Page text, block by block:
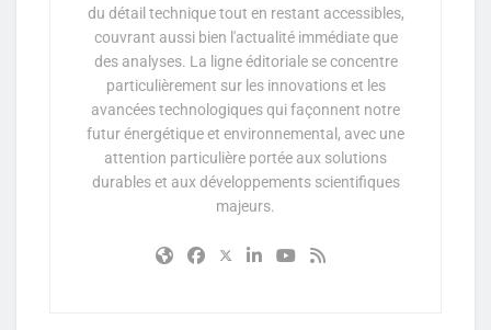
du détail technique tout en restant accessibles,
couvrant aussi bien l'actualité immédiate que
des analyses. La ligne éditoriale se concentre
particulièrement sur les innovations et les
avancées technologiques qui façonnent notre
futur énergétique et environnemental, avec une
attention particulière portée aux solutions
durables et aux développements scientifiques
majeurs.